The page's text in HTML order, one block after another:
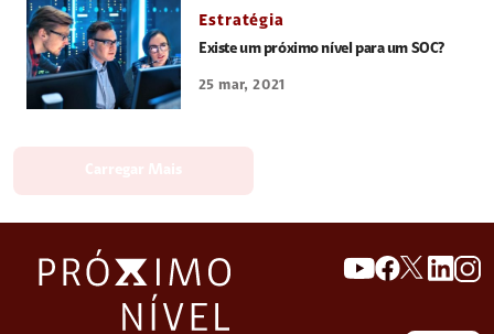
Estratégia
Existe um próximo nível para um SOC?
25 mar, 2021